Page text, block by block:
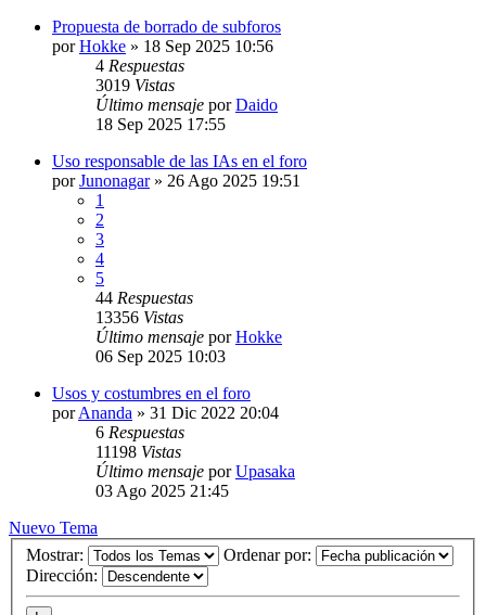
Propuesta de borrado de subforos
porHokke » 18 Sep 2025 10:56
4 Respuestas
3019 Vistas
Último mensaje porDaido
18 Sep 2025 17:55
Uso responsable de las IAs en el foro
porJunonagar» 26 Ago 2025 19:51
1
2
3
4
5
44 Respuestas
13356 Vistas
Último mensaje porHokke
06 Sep 2025 10:03
Usos y costumbres en el foro
porAnanda » 31 Dic 2022 20:04
6 Respuestas
11198 Vistas
Último mensaje porUpasaka
03 Ago 2025 21:45
Nuevo Tema
Mostrar:
Ordenar por:
Dirección: